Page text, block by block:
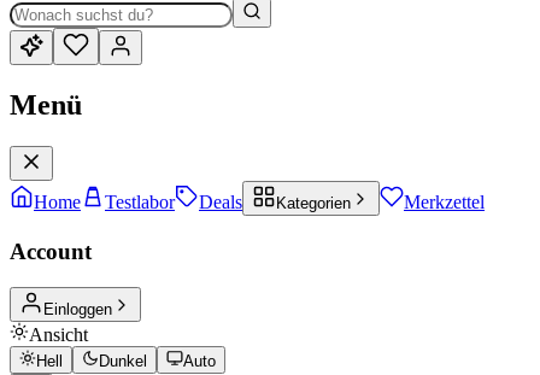
Menü
Home Testlabor Deals Kategorien Merkzettel
Account
Einloggen
Ansicht
Hell Dunkel Auto